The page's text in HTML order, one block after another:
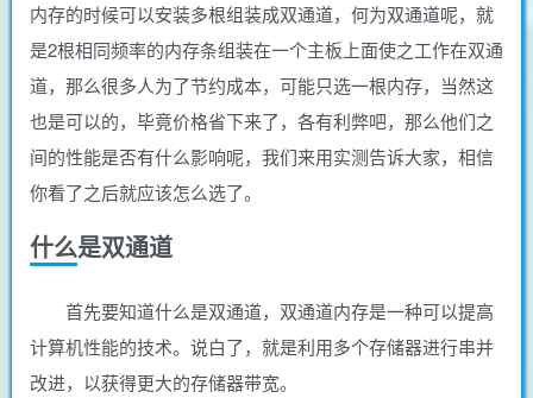
内存的时候可以安装多根组装成双通道，何为双通道呢，就
是2根相同频率的内存条组装在一个主板上面使之工作在双通
道，那么很多人为了节约成本，可能只选一根内存，当然这
也是可以的，毕竟价格省下来了，各有利弊吧，那么他们之
间的性能是否有什么影响呢，我们来用实测告诉大家，相信
你看了之后就应该怎么选了。
什么是双通道
首先要知道什么是双通道，双通道内存是一种可以提高
计算机性能的技术。说白了，就是利用多个存储器进行串并
改进，以获得更大的存储器带宽。